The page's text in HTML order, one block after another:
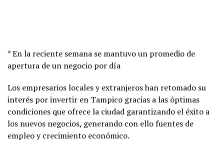
* En la reciente semana se mantuvo un promedio de
apertura de un negocio por día
Los empresarios locales y extranjeros han retomado su
interés por invertir en Tampico gracias a las óptimas
condiciones que ofrece la ciudad garantizando el éxito a
los nuevos negocios, generando con ello fuentes de
empleo y crecimiento económico.